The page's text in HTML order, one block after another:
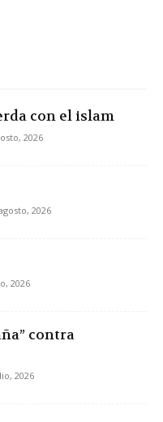
con el islam
2026
2026
2026
contra
2026